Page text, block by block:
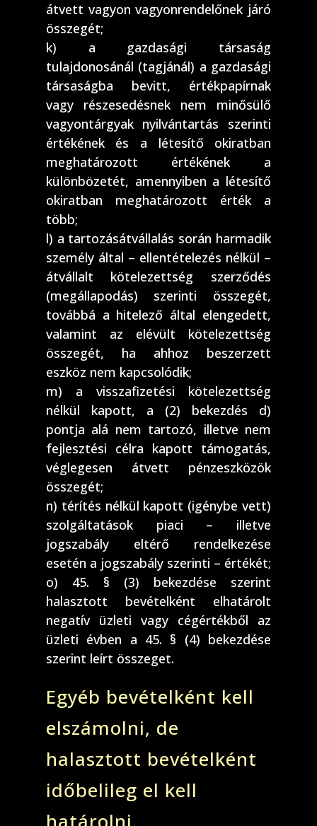
átvett vagyon vagyonrendelőnek járó
összegét;
k) a gazdasági társaság
tulajdonosánál (tagjánál) a gazdasági
társaságba bevitt, értékpapírnak
vagy részesedésnek nem minősülő
vagyontárgyak nyilvántartás szerinti
értékének és a létesítő okiratban
meghatározott értékének a
különbözetét, amennyiben a létesítő
okiratban meghatározott érték a
több;
l) a tartozásátvállalás során harmadik
személy által – ellentételezés nélkül –
átvállalt kötelezettség szerződés
(megállapodás) szerinti összegét,
továbbá a hitelező által elengedett,
valamint az elévült kötelezettség
összegét, ha ahhoz beszerzett
eszköz nem kapcsolódik;
m) a visszafizetési kötelezettség
nélkül kapott, a (2) bekezdés d)
pontja alá nem tartozó, illetve nem
fejlesztési célra kapott támogatás,
véglegesen átvett pénzeszközök
összegét;
n) térítés nélkül kapott (igénybe vett)
szolgáltatások piaci – illetve
jogszabály eltérő rendelkezése
esetén a jogszabály szerinti – értékét;
o) 45. § (3) bekezdése szerint
halasztott bevételként elhatárolt
negatív üzleti vagy cégértékből az
üzleti évben a 45. § (4) bekezdése
szerint leírt összeget.
Egyéb bevételként kell
elszámolni, de
halasztott bevételként
időbelileg el kell